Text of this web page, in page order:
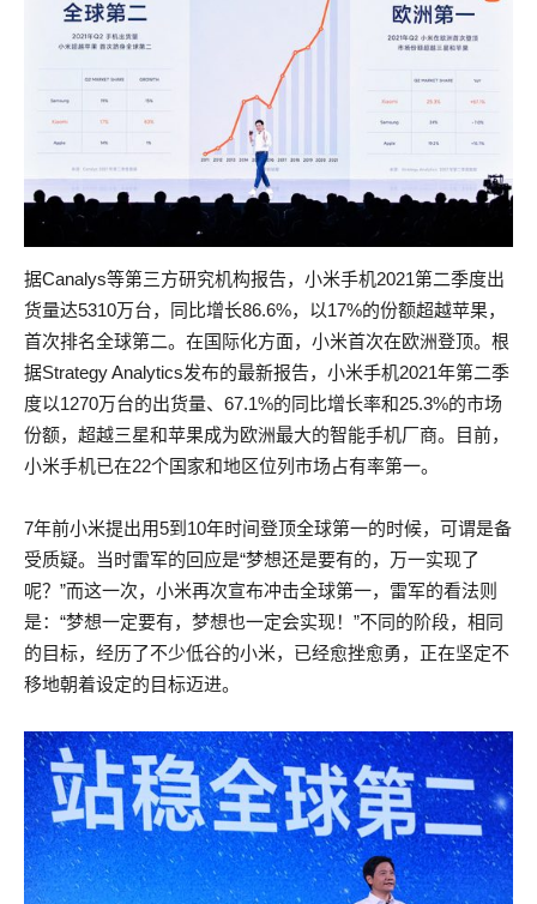
据Canalys等第三方研究机构报告，小米手机2021第二季度出
货量达5310万台，同比增长86.6%，以17%的份额超越苹果，
首次排名全球第二。在国际化方面，小米首次在欧洲登顶。根
据Strategy Analytics发布的最新报告，小米手机2021年第二季
度以1270万台的出货量、67.1%的同比增长率和25.3%的市场
份额，超越三星和苹果成为欧洲最大的智能手机厂商。目前，
小米手机已在22个国家和地区位列市场占有率第一。
7年前小米提出用5到10年时间登顶全球第一的时候，可谓是备
受质疑。当时雷军的回应是“梦想还是要有的，万一实现了
呢？”而这一次，小米再次宣布冲击全球第一，雷军的看法则
是：“梦想一定要有，梦想也一定会实现！”不同的阶段，相同
的目标，经历了不少低谷的小米，已经愈挫愈勇，正在坚定不
移地朝着设定的目标迈进。